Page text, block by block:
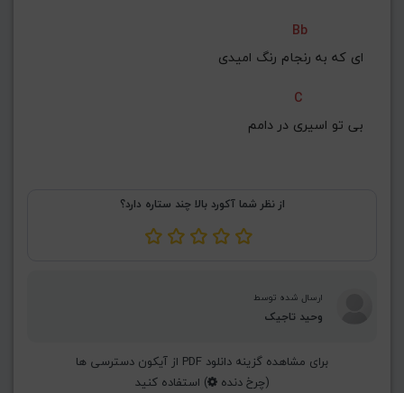
Bb
ای که به رنجام رنگ امیدی
C
بی تو اسیری در دامم
از نظر شما آکورد بالا چند ستاره دارد؟
ارسال شده توسط
وحید تاجیک
برای مشاهده گزینه دانلود PDF از آیکون دسترسی ها
(چرخ دنده ) استفاده کنید